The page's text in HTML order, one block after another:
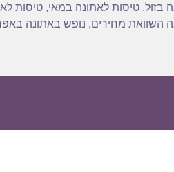
בזול,טיסות לאתונה במאי,טיסות
השוואת מחירים, נופש באתונה